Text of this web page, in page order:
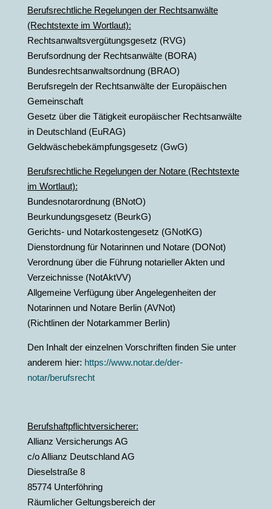
Berufsrechtliche Regelungen der Rechtsanwälte
(Rechtstexte im Wortlaut):
Rechtsanwaltsvergütungsgesetz (RVG)
Berufsordnung der Rechtsanwälte (BORA)
Bundesrechtsanwaltsordnung (BRAO)
Berufsregeln der Rechtsanwälte der Europäischen
Gemeinschaft
Gesetz über die Tätigkeit europäischer Rechtsanwälte
in Deutschland (EuRAG)
Geldwäschebekämpfungsgesetz (GwG)
Berufsrechtliche Regelungen der Notare (Rechtstexte
im Wortlaut):
Bundesnotarordnung (BNotO)
Beurkundungsgesetz (BeurkG)
Gerichts- und Notarkostengesetz (GNotKG)
Dienstordnung für Notarinnen und Notare (DONot)
Verordnung über die Führung notarieller Akten und
Verzeichnisse (NotAktVV)
Allgemeine Verfügung über Angelegenheiten der
Notarinnen und Notare Berlin (AVNot)
(Richtlinen der Notarkammer Berlin)
Den Inhalt der einzelnen Vorschriften finden Sie unter
anderem hier: https://www.notar.de/der-
notar/berufsrecht
Berufshaftpflichtversicherer:
Allianz Versicherungs AG
c/o Allianz Deutschland AG
Dieselstraße 8
85774 Unterföhring
Räumlicher Geltungsbereich der